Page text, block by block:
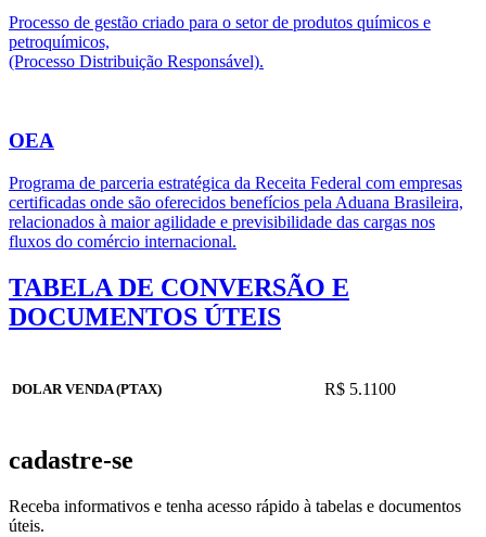
Processo de gestão criado para o setor de produtos químicos e
petroquímicos,
(Processo Distribuição Responsável).
OEA
Programa de parceria estratégica da Receita Federal com empresas
certificadas onde são oferecidos benefícios pela Aduana Brasileira,
relacionados à maior agilidade e previsibilidade das cargas nos
fluxos do comércio internacional.
TABELA DE CONVERSÃO E
DOCUMENTOS ÚTEIS
DOLAR VENDA (PTAX) R$ 5.1100
cadastre-se
Receba informativos e tenha acesso rápido à tabelas e documentos
úteis.